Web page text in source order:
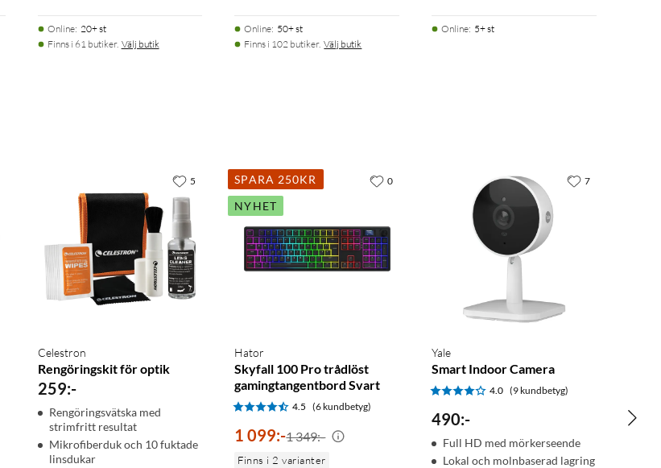
Online: 20+ st
Finns i 61 butiker. Välj butik
Online: 50+ st
Finns i 102 butiker. Välj butik
Online: 5+ st
Celestron
Rengöringskit för optik
259:-
Rengöringsvätska med
strimfritt resultat
Mikrofiberduk och 10 fuktade
linsdukar
5
SPARA 250KR
NYHET
Hator
Skyfall 100 Pro trådlöst
gamingtangentbord Svart
4.5 (6 kundbetyg)
1 099:-1 349:-
Finns i 2 varianter
0
Yale
Smart Indoor Camera
4.0 (9 kundbetyg)
490:-
Full HD med mörkerseende
Lokal och molnbaserad lagring
7